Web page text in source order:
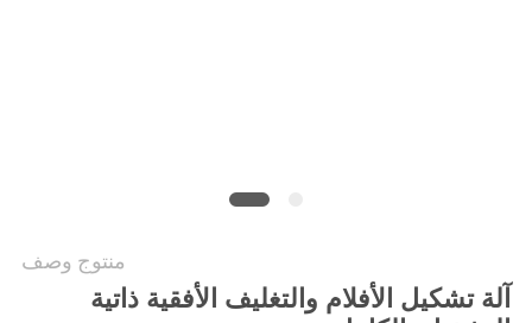
منتوج وصف
آلة تشكيل الأفلام والتغليف الأفقية ذاتية